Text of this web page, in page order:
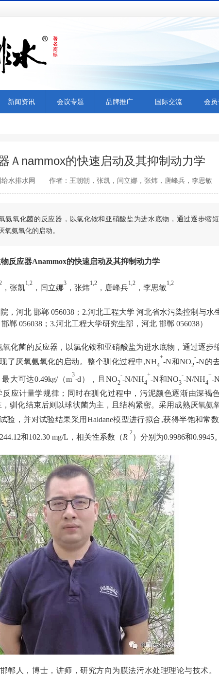
新闻资讯 会议专题 品牌推广 国际交流 会员
Ａnammox的快速启动及其抑制动力学
水排水网 作者：王朝朝，张凯，闫立娜，张炜，唐峰兵，李思
氨氧化菌的反应器，以氯化铵和亚硝酸盐为进水底物，通过逐步缩
氧氨氧化的启动。
反应器Anammox的快速启动及其抑制动力学
，张凯
1,2
，闫立娜
3
，张炜
1,2
，唐峰兵
1,2
，李思敏
1,2
，河北 邯郸 056038；2.河北工程大学 河北省水污染控制与水
郸 056038；3.河北工程大学研究生部，河北 邯郸 056038）
化菌的反应器，以氯化铵和亚硝酸盐为进水底物，通过逐步
了厌氧氨氧化的启动。整个驯化过程中,NH
4
+
-N和NO
2
-
-N的
大可达0.49kg/（m
3
·d），且NO
2
-
-N/NH
4
+
-N和NO
3
-
-N/NH
4
+
-
反应计量学规律；同时在驯化过程中，污泥颜色逐渐由深褐
驯化结束后则以球状菌为主，且结构紧密。采用成熟厌氧氨
验，并对试验结果采用Haldane模型进行拟合,获得半饱和常
和102.30 mg/L，相关性系数（R
2
）分别为0.9986和0.9945。
郸人，博士，讲师，研究方向为膜法污水处理理论与技术。